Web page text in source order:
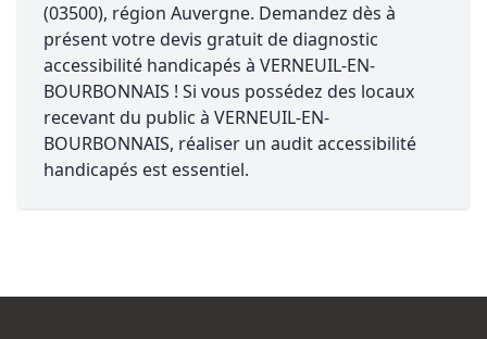
(03500), région Auvergne. Demandez dès à
présent votre devis gratuit de diagnostic
accessibilité handicapés à VERNEUIL-EN-
BOURBONNAIS ! Si vous possédez des locaux
recevant du public à VERNEUIL-EN-
BOURBONNAIS, réaliser un audit accessibilité
handicapés est essentiel.